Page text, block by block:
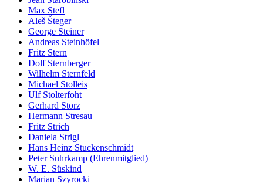
Max Stefl
Aleš Šteger
George Steiner
Andreas Steinhöfel
Fritz Stern
Dolf Sternberger
Wilhelm Sternfeld
Michael Stolleis
Ulf Stolterfoht
Gerhard Storz
Hermann Stresau
Fritz Strich
Daniela Strigl
Hans Heinz Stuckenschmidt
Peter Suhrkamp (Ehrenmitglied)
W. E. Süskind
Marian Szyrocki